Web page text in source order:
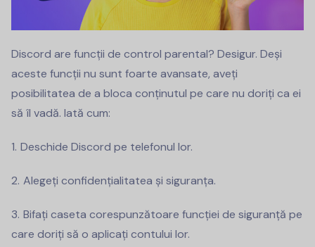
Discord are funcții de control parental? Desigur. Deși
aceste funcții nu sunt foarte avansate, aveți
posibilitatea de a bloca conținutul pe care nu doriți ca ei
să îl vadă. Iată cum:
Deschide Discord pe telefonul lor.
Alegeți confidențialitatea și siguranța.
Bifați caseta corespunzătoare funcției de siguranță pe
care doriți să o aplicați contului lor.